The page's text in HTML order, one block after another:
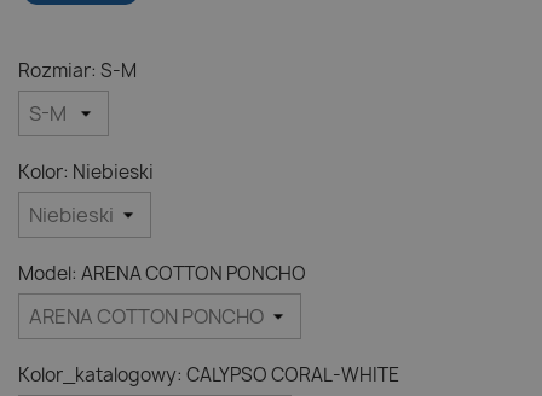
Rozmiar: S-M
Kolor: Niebieski
Model: ARENA COTTON PONCHO
Kolor_katalogowy: CALYPSO CORAL-WHITE